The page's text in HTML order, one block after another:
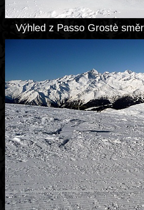
Výhled z Passo Grostè